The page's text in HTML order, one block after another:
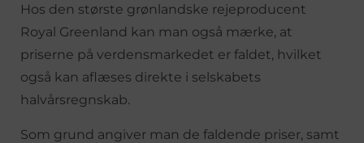
Hos den største grønlandske rejeproducent
Royal Greenland kan man også mærke, at
priserne på verdensmarkedet er faldet, hvilket
også kan aflæses direkte i selskabets
halvårsregnskab.
Som grund angiver man de faldende priser, samt